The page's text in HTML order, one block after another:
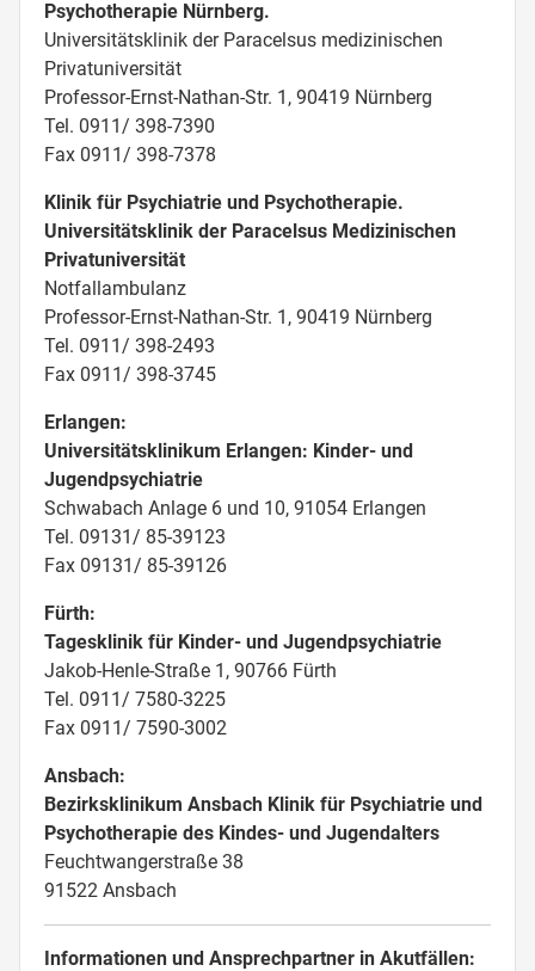
Psychotherapie Nürnberg.
Universitätsklinik der Paracelsus medizinischen
Privatuniversität
Professor-Ernst-Nathan-Str. 1, 90419 Nürnberg
Tel. 0911/ 398-7390
Fax 0911/ 398-7378
Klinik für Psychiatrie und Psychotherapie.
Universitätsklinik der Paracelsus Medizinischen
Privatuniversität
Notfallambulanz
Professor-Ernst-Nathan-Str. 1, 90419 Nürnberg
Tel. 0911/ 398-2493
Fax 0911/ 398-3745
Erlangen:
Universitätsklinikum Erlangen: Kinder- und
Jugendpsychiatrie
Schwabach Anlage 6 und 10, 91054 Erlangen
Tel. 09131/ 85-39123
Fax 09131/ 85-39126
Fürth:
Tagesklinik für Kinder- und Jugendpsychiatrie
Jakob-Henle-Straße 1, 90766 Fürth
Tel. 0911/ 7580-3225
Fax 0911/ 7590-3002
Ansbach:
Bezirksklinikum Ansbach Klinik für Psychiatrie und
Psychotherapie des Kindes- und Jugendalters
Feuchtwangerstraße 38
91522 Ansbach
Informationen und Ansprechpartner in Akutfällen: